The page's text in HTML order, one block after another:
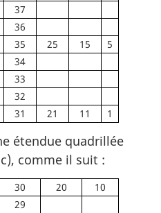
37
36
35 25 15
5
34
33
32
31 21 11 1
étendue quadrillée
comme il suit :
30 20
10
29